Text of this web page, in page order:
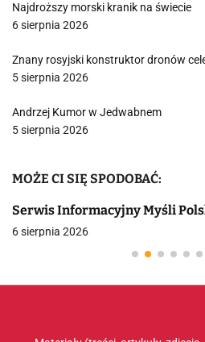
Najdroższy morski kranik na świecie
6 sierpnia 2026
Znany rosyjski konstruktor dronów
5 sierpnia 2026
Andrzej Kumor w Jedwabnem
5 sierpnia 2026
MOŻE CI SIĘ SPODOBAĆ:
Serwis Informacyjny Myśli
6 sierpnia 2026